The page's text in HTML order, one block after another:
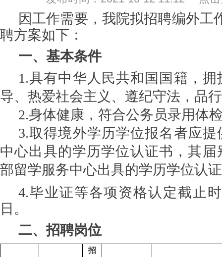
因工作需要，我院拟招聘编外工
聘方案如下：
一、 基本条件
1 .具有中华人民共和国国籍，
导、热爱社会主义、遵纪守法，品
2.身体健康，符合公务员录用体
3.取得境外学历学位报名者应
中心出具的学历学位认证书，其
部留学服务中心出具的学历学位认
4.毕业证等各项资格认定截止
日。
二、招聘岗位
招